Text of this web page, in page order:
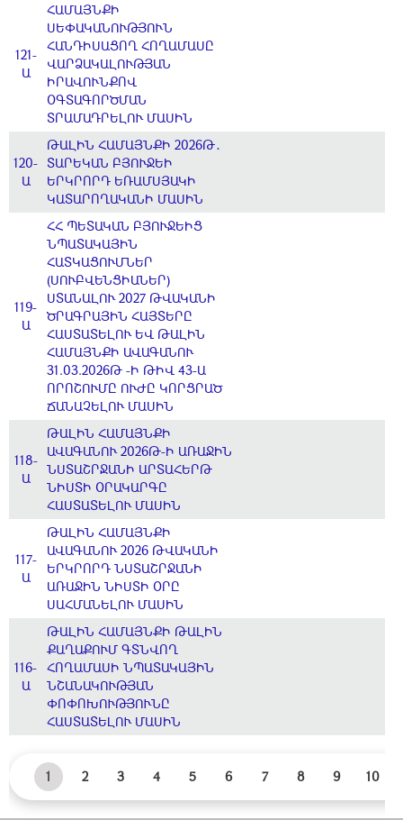
121-
Ա
ՀԱՄԱՅՆՔԻ
ՍԵՓԱԿԱՆՈՒԹՅՈՒՆ
ՀԱՆԴԻՍԱՑՈՂ ՀՈՂԱՄԱՍԸ
ՎԱՐՁԱԿԱԼՈՒԹՅԱՆ
ԻՐԱՎՈՒՆՔՈՎ
ՕԳՏԱԳՈՐԾՄԱՆ
ՏՐԱՄԱԴՐԵԼՈՒ ՄԱՍԻՆ
120-
Ա
ԹԱԼԻՆ ՀԱՄԱՅՆՔԻ 2026Թ․
ՏԱՐԵԿԱՆ ԲՅՈՒՋԵԻ
ԵՐԿՐՈՐԴ ԵՌԱՄՍՅԱԿԻ
ԿԱՏԱՐՈՂԱԿԱՆԻ ՄԱՍԻՆ
119-
Ա
ՀՀ ՊԵՏԱԿԱՆ ԲՅՈՒՋԵԻՑ
ՆՊԱՏԱԿԱՅԻՆ
ՀԱՏԿԱՑՈՒՄՆԵՐ
(ՍՈՒԲՎԵՆՑԻԱՆԵՐ)
ՍՏԱՆԱԼՈՒ 2027 ԹՎԱԿԱՆԻ
ԾՐԱԳՐԱՅԻՆ ՀԱՅՏԵՐԸ
ՀԱՍՏԱՏԵԼՈՒ ԵՎ ԹԱԼԻՆ
ՀԱՄԱՅՆՔԻ ԱՎԱԳԱՆՈՒ
31.03.2026Թ -Ի ԹԻՎ 43-Ա
ՈՐՈՇՈՒՄԸ ՈՒԺԸ ԿՈՐՑՐԱԾ
ՃԱՆԱՉԵԼՈՒ ՄԱՍԻՆ
118-
Ա
ԹԱԼԻՆ ՀԱՄԱՅՆՔԻ
ԱՎԱԳԱՆՈՒ 2026Թ-Ի ԱՌԱՋԻՆ
ՆՍՏԱՇՐՋԱՆԻ ԱՐՏԱՀԵՐԹ
ՆԻՍՏԻ ՕՐԱԿԱՐԳԸ
ՀԱՍՏԱՏԵԼՈՒ ՄԱՍԻՆ
117-
Ա
ԹԱԼԻՆ ՀԱՄԱՅՆՔԻ
ԱՎԱԳԱՆՈՒ 2026 ԹՎԱԿԱՆԻ
ԵՐԿՐՈՐԴ ՆՍՏԱՇՐՋԱՆԻ
ԱՌԱՋԻՆ ՆԻՍՏԻ ՕՐԸ
ՍԱՀՄԱՆԵԼՈՒ ՄԱՍԻՆ
116-
Ա
ԹԱԼԻՆ ՀԱՄԱՅՆՔԻ ԹԱԼԻՆ
ՔԱՂԱՔՈՒՄ ԳՏՆՎՈՂ
ՀՈՂԱՄԱՍԻ ՆՊԱՏԱԿԱՅԻՆ
ՆՇԱՆԱԿՈՒԹՅԱՆ
ՓՈՓՈԽՈՒԹՅՈՒՆԸ
ՀԱՍՏԱՏԵԼՈՒ ՄԱՍԻՆ
1 2 3 4 5 6 7 8 9 10